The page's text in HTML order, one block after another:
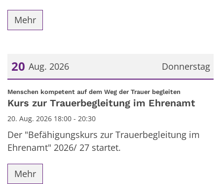
Mehr
Donnerstag
20 Aug. 2026
Datum: 20. August 2026
Menschen kompetent auf dem Weg der Trauer begleiten
Kurs zur Trauerbegleitung im Ehrenamt
20. Aug. 2026 18:00 - 20:30
Der "Befähigungskurs zur Trauerbegleitung im
Ehrenamt" 2026/ 27 startet.
Mehr